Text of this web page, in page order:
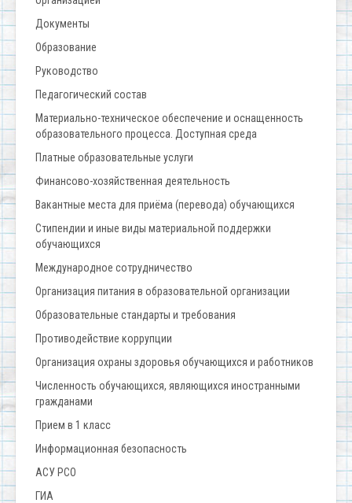
Документы
Образование
Руководство
Педагогический состав
Материально-техническое обеспечение и оснащенность
образовательного процесса. Доступная среда
Платные образовательные услуги
Финансово-хозяйственная деятельность
Вакантные места для приёма (перевода) обучающихся
Стипендии и иные виды материальной поддержки
обучающихся
Международное сотрудничество
Организация питания в образовательной организации
Образовательные стандарты и требования
Противодействие коррупции
Организация охраны здоровья обучающихся и работников
Численность обучающихся, являющихся иностранными
гражданами
Прием в 1 класс
Информационная безопасность
АСУ РСО
ГИА